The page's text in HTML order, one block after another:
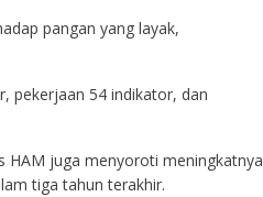
pangan yang layak,
pekerjaan 54 indikator, dan
HAM juga menyoroti meningkatnya
tiga tahun terakhir.